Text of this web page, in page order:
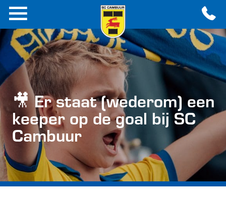
🎥 Er staat (wederom) een
keeper op de goal bij SC
Cambuur